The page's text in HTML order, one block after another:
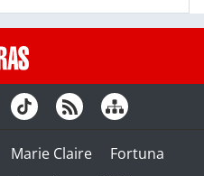
Marie Claire
Fortuna